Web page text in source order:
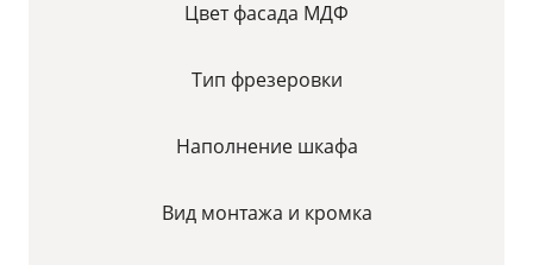
Цвет фасада МДФ
Тип фрезеровки
Наполнение шкафа
Вид монтажа и кромка